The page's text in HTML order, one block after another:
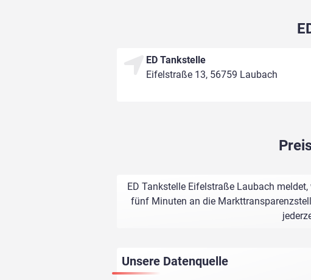
ED Tankstelle
Eifelstraße 13, 56759 Laubach
ED Tankstelle Eifelstraße Laubach
fünf Minuten an die
Unsere Datenquelle